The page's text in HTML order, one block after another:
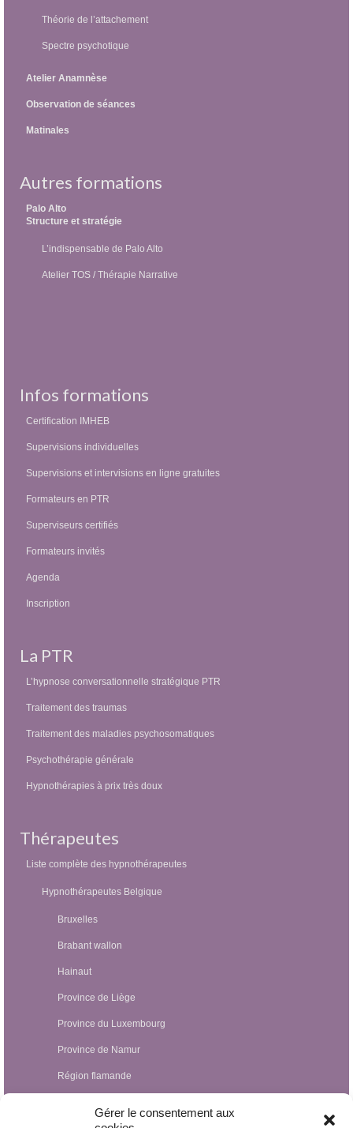
Gérer le consentement aux
Théorie de l’attachement
Spectre psychotique
Atelier Anamnèse
Observation de séances
Matinales
Autres formations
Palo Alto
Structure et stratégie
L’indispensable de Palo Alto
Atelier TOS / Thérapie Narrative
Infos formations
Certification IMHEB
Supervisions individuelles
Supervisions et intervisions en ligne gratuites
Formateurs en PTR
Superviseurs certifiés
Formateurs invités
Agenda
Inscription
La PTR
L’hypnose conversationnelle stratégique PTR
Traitement des traumas
Traitement des maladies psychosomatiques
Psychothérapie générale
Hypnothérapies à prix très doux
Thérapeutes
Liste complète des hypnothérapeutes
Hypnothérapeutes Belgique
Bruxelles
Brabant wallon
Hainaut
Province de Liège
Province du Luxembourg
Province de Namur
Région flamande
Hypnothérapeutes Luxembourg